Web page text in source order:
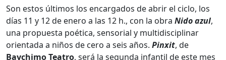
Son estos últimos los encargados de abrir el ciclo, los
días 11 y 12 de enero a las 12 h., con la obra Nido azul,
una propuesta poética, sensorial y multidisciplinar
orientada a niños de cero a seis años. Pinxit, de
Baychimo Teatro, será la segunda infantil de este mes